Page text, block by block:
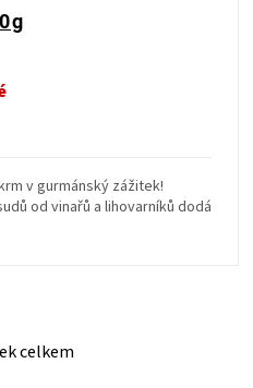
g
v gurmánský zážitek!
od vinařů a lihovarníků dodá
Ocelkem